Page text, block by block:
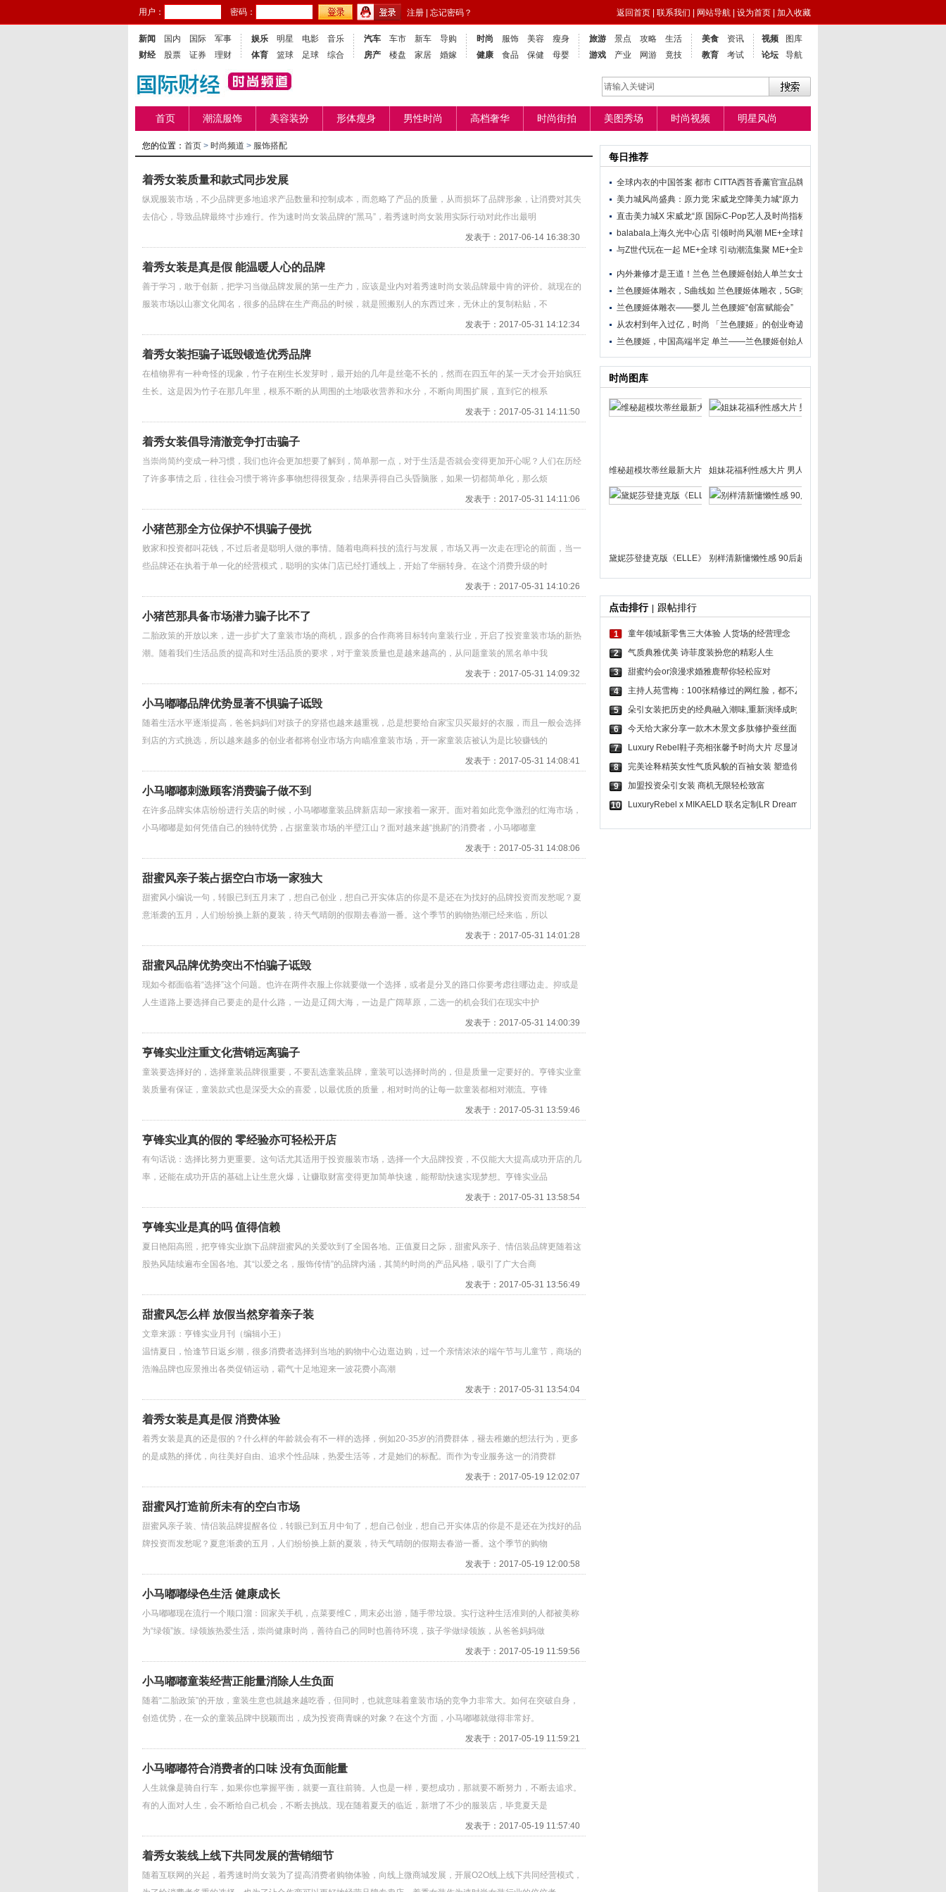
用户： 密码： 注册 忘记密码？ 返回首页 联系我们 网站导航 设为首页 加入收藏
新闻 国内 国际
军事
财经
股票 证券 理财
娱乐 明星 电影
音乐
体育
篮球 足球 综合
汽车 车市 新车
导购
房产
楼盘 家居 婚嫁
时尚 服饰 美容
瘦身
健康
食品 保健 母婴
旅游 景点 攻略
生活
游戏
产业 网游 竟技
美食
资讯
教育
考试
视频
图库
论坛
导航
首页 潮流服饰 美容装扮 形体瘦身 男性时尚 高档奢华 时尚街拍 美图秀场 时尚视频 明星风尚
您的位置： 首页 > 时尚频道 > 服饰搭配
着秀女装质量和款式同步发展
纵观服装市场，不少品牌更多地追求产品数量和控制成本，而忽略了产品的质量，从而损坏了品牌形象，让消费对其失
去信心，导致品牌最终寸步难行。作为速时尚女装品牌的“黑马”，着秀速时尚女装用实际行动对此作出最明
发表于：2017-06-14 16:38:30
着秀女装是真是假 能温暖人心的品牌
善于学习，敢于创新，把学习当做品牌发展的第一生产力，应该是业内对着秀速时尚女装品牌最中肯的评价。就现在的
服装市场以山寨文化闻名，很多的品牌在生产商品的时候，就是照搬别人的东西过来，无休止的复制粘贴，不
发表于：2017-05-31 14:12:34
着秀女装拒骗子诋毁锻造优秀品牌
在植物界有一种奇怪的现象，竹子在刚生长发芽时，最开始的几年是丝毫不长的，然而在四五年的某一天才会开始疯狂
生长。这是因为竹子在那几年里，根系不断的从周围的土地吸收营养和水分，不断向周围扩展，直到它的根系
发表于：2017-05-31 14:11:50
着秀女装倡导清澈竞争打击骗子
当崇尚简约变成一种习惯，我们也许会更加想要了解到，简单那一点，对于生活是否就会变得更加开心呢？人们在历经
了许多事情之后，往往会习惯于将许多事物想得很复杂，结果弄得自己头昏脑胀，如果一切都简单化，那么烦
发表于：2017-05-31 14:11:06
小猪芭那全方位保护不惧骗子侵扰
败家和投资都叫花钱，不过后者是聪明人做的事情。随着电商科技的流行与发展，市场又再一次走在理论的前面，当一
些品牌还在执着于单一化的经营模式，聪明的实体门店已经打通线上，开始了华丽转身。在这个消费升级的时
发表于：2017-05-31 14:10:26
小猪芭那具备市场潜力骗子比不了
二胎政策的开放以来，进一步扩大了童装市场的商机，跟多的合作商将目标转向童装行业，开启了投资童装市场的新热
潮。随着我们生活品质的提高和对生活品质的要求，对于童装质量也是越来越高的，从问题童装的黑名单中我
发表于：2017-05-31 14:09:32
小马嘟嘟品牌优势显著不惧骗子诋毁
随着生活水平逐渐提高，爸爸妈妈们对孩子的穿搭也越来越重视，总是想要给自家宝贝买最好的衣服，而且一般会选择
到店的方式挑选，所以越来越多的创业者都将创业市场方向瞄准童装市场，开一家童装店被认为是比较赚钱的
发表于：2017-05-31 14:08:41
小马嘟嘟刺激顾客消费骗子做不到
在许多品牌实体店纷纷进行关店的时候，小马嘟嘟童装品牌新店却一家接着一家开。面对着如此竞争激烈的红海市场，
小马嘟嘟是如何凭借自己的独特优势，占据童装市场的半壁江山？面对越来越“挑剔”的消费者，小马嘟嘟童
发表于：2017-05-31 14:08:06
甜蜜风亲子装占据空白市场一家独大
甜蜜风小编说一句，转眼已到五月末了，想自己创业，想自己开实体店的你是不是还在为找好的品牌投资而发愁呢？夏
意渐袭的五月，人们纷纷换上新的夏装，待天气晴朗的假期去春游一番。这个季节的购物热潮已经来临，所以
发表于：2017-05-31 14:01:28
甜蜜风品牌优势突出不怕骗子诋毁
现如今都面临着“选择”这个问题。也许在两件衣服上你就要做一个选择，或者是分叉的路口你要考虑往哪边走。抑或是
人生道路上要选择自己要走的是什么路，一边是辽阔大海，一边是广阔草原，二选一的机会我们在现实中护
发表于：2017-05-31 14:00:39
亨锋实业注重文化营销远离骗子
童装要选择好的，选择童装品牌很重要，不要乱选童装品牌，童装可以选择时尚的，但是质量一定要好的。亨锋实业童
装质量有保证，童装款式也是深受大众的喜爱，以最优质的质量，相对时尚的让每一款童装都相对潮流。亨锋
发表于：2017-05-31 13:59:46
亨锋实业真的假的 零经验亦可轻松开店
有句话说：选择比努力更重要。这句话尤其适用于投资服装市场，选择一个大品牌投资，不仅能大大提高成功开店的几
率，还能在成功开店的基础上让生意火爆，让赚取财富变得更加简单快速，能帮助快速实现梦想。亨锋实业品
发表于：2017-05-31 13:58:54
亨锋实业是真的吗 值得信赖
夏日艳阳高照，把亨锋实业旗下品牌甜蜜风的关爱吹到了全国各地。正值夏日之际，甜蜜风亲子、情侣装品牌更随着这
股热风陆续遍布全国各地。其“以爱之名，服饰传情”的品牌内涵，其简约时尚的产品风格，吸引了广大合商
发表于：2017-05-31 13:56:49
甜蜜风怎么样 放假当然穿着亲子装
文章来源：亨锋实业月刊（编辑小王）
温情夏日，恰逢节日返乡潮，很多消费者选择到当地的购物中心边逛边购，过一个亲情浓浓的端午节与儿童节，商场的
浩瀚品牌也应景推出各类促销运动，霸气十足地迎来一波花费小高潮
发表于：2017-05-31 13:54:04
着秀女装是真是假 消费体验
着秀女装是真的还是假的？什么样的年龄就会有不一样的选择，例如20-35岁的消费群体，褪去稚嫩的想法行为，更多
的是成熟的择优，向往美好自由、追求个性品味，热爱生活等，才是她们的标配。而作为专业服务这一的消费群
发表于：2017-05-19 12:02:07
甜蜜风打造前所未有的空白市场
甜蜜风亲子装、情侣装品牌提醒各位，转眼已到五月中旬了，想自己创业，想自己开实体店的你是不是还在为找好的品
牌投资而发愁呢？夏意渐袭的五月，人们纷纷换上新的夏装，待天气晴朗的假期去春游一番。这个季节的购物
发表于：2017-05-19 12:00:58
小马嘟嘟绿色生活 健康成长
小马嘟嘟现在流行一个顺口溜：回家关手机，点菜要维C，周末必出游，随手带垃圾。实行这种生活准则的人都被美称
为“绿领”族。绿领族热爱生活，崇尚健康时尚，善待自己的同时也善待环境，孩子学做绿领族，从爸爸妈妈做
发表于：2017-05-19 11:59:56
小马嘟嘟童装经营正能量消除人生负面
随着“二胎政策”的开放，童装生意也就越来越吃香，但同时，也就意味着童装市场的竞争力非常大。如何在突破自身，
创造优势，在一众的童装品牌中脱颖而出，成为投资商青睐的对象？在这个方面，小马嘟嘟就做得非常好。
发表于：2017-05-19 11:59:21
小马嘟嘟符合消费者的口味 没有负面能量
人生就像是骑自行车，如果你也掌握平衡，就要一直往前骑。人也是一样，要想成功，那就要不断努力，不断去追求。
有的人面对人生，会不断给自己机会，不断去挑战。现在随着夏天的临近，新增了不少的服装店，毕竟夏天是
发表于：2017-05-19 11:57:40
着秀女装线上线下共同发展的营销细节
随着互联网的兴起，着秀速时尚女装为了提高消费者购物体验，向线上微商城发展，开展O2O线上线下共同经营模式，
每日推荐
全球内衣的中国答案 都市 CITTA西苔香薰官宣品牌挚
美力城风尚盛典：原力觉 宋威龙空降美力城“原力
直击美力城X 宋威龙“原 国际C-Pop艺人及时尚指标
balabala上海久光中心店 引领时尚风潮 ME+全球首
与Z世代玩在一起 ME+全球 引动潮流集聚 ME+全球首
内外兼修才是王道！兰色 兰色腰姬创始人单兰女士
兰色腰姬体雕衣，S曲线如 兰色腰姬体雕衣，5G时代
兰色腰姬体雕衣——婴儿 兰色腰姬“创富赋能会”
从农村到年入过亿，时尚
「兰色腰姬」的创业奇迹
兰色腰姬，中国高端半定 单兰——兰色腰姬创始人
时尚图库
维秘超模坎蒂丝最新大片性感姐妹花福利性感大片 男人抵不
黛妮莎登捷克版《ELLE》 别样清新慵懒性感 90后超模清
点击排行 跟帖排行
1
童年领域新零售三大体验 人货场的经营理念
2
气质典雅优美 诗菲度装扮您的精彩人生
3
甜蜜约会or浪漫求婚雅鹿帮你轻松应对
4
主持人苑雪梅：100张精修过的网红脸，都不及
5
朵引女装把历史的经典融入潮味,重新演绎成时
6
今天给大家分享一款木木景文多肽修护蚕丝面
7
Luxury Rebel鞋子亮相张馨予时尚大片 尽显冰
8
完美诠释精英女性气质风貌的百袖女装 塑造你
9
加盟投资朵引女装 商机无限轻松致富
10
LuxuryRebel x MIKAELD 联名定制LR Dream C